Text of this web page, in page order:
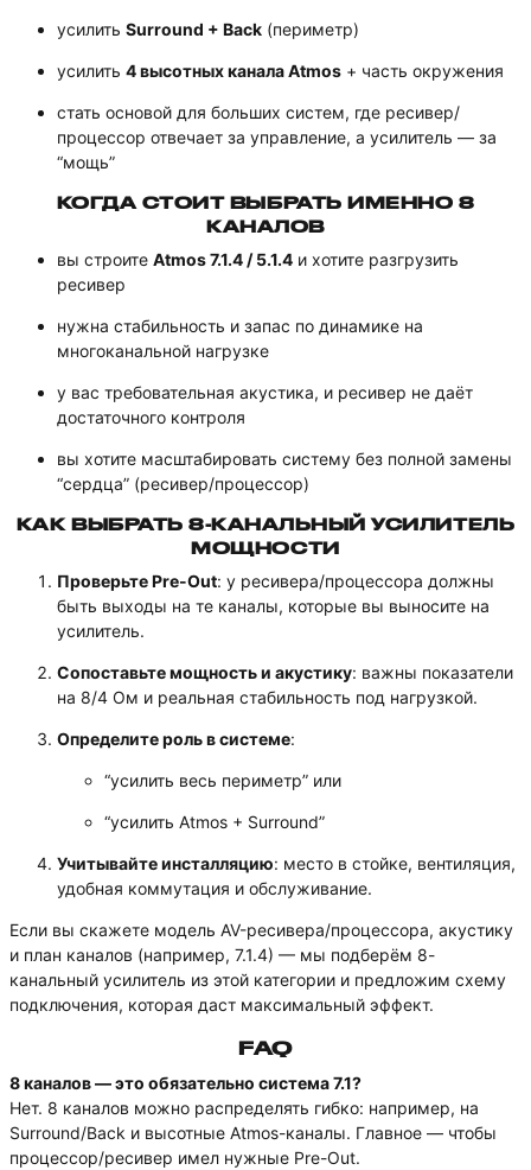
усилить Surround + Back (периметр)
усилить 4 высотных канала Atmos + часть окружения
стать основой для больших систем, где ресивер/
процессор отвечает за управление, а усилитель — за
“мощь”
КОГДА СТОИТ ВЫБРАТЬ ИМЕННО 8
КАНАЛОВ
вы строите Atmos 7.1.4 / 5.1.4 и хотите разгрузить
ресивер
нужна стабильность и запас по динамике на
многоканальной нагрузке
у вас требовательная акустика, и ресивер не даёт
достаточного контроля
вы хотите масштабировать систему без полной замены
“сердца” (ресивер/процессор)
КАК ВЫБРАТЬ 8-КАНАЛЬНЫЙ УСИЛИТЕЛЬ
МОЩНОСТИ
Проверьте Pre-Out: у ресивера/процессора должны
быть выходы на те каналы, которые вы выносите на
усилитель.
Сопоставьте мощность и акустику: важны показатели
на 8/4 Ом и реальная стабильность под нагрузкой.
Определите роль в системе:
“усилить весь периметр” или
“усилить Atmos + Surround”
Учитывайте инсталляцию: место в стойке, вентиляция,
удобная коммутация и обслуживание.
Если вы скажете модель AV-ресивера/процессора, акустику
и план каналов (например, 7.1.4) — мы подберём 8-
канальный усилитель из этой категории и предложим схему
подключения, которая даст максимальный эффект.
FAQ
8 каналов — это обязательно система 7.1?
Нет. 8 каналов можно распределять гибко: например, на
Surround/Back и высотные Atmos-каналы. Главное — чтобы
процессор/ресивер имел нужные Pre-Out.